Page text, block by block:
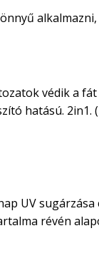
védik a fát
hatású. 2in1.
UV sugárzása
révén